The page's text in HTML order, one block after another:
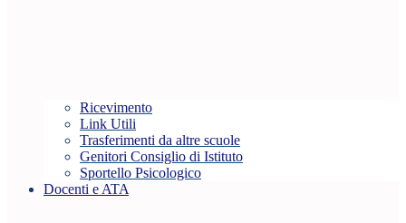
Ricevimento
Link Utili
Trasferimenti da altre scuole
Genitori Consiglio di Istituto
Sportello Psicologico
Docenti e ATA